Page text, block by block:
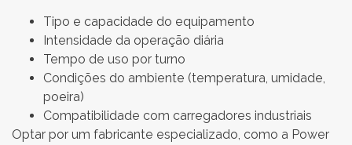
Tipo e capacidade do equipamento
Intensidade da operação diária
Tempo de uso por turno
Condições do ambiente (temperatura, umidade,
poeira)
Compatibilidade com carregadores industriais
Optar por um fabricante especializado, como a Power